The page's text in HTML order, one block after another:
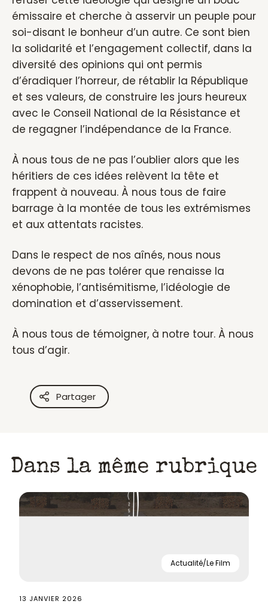
émissaire et cherche à asservir un peuple pour
soi-disant le bonheur d’un autre. Ce sont bien
la solidarité et l’engagement collectif, dans la
diversité des opinions qui ont permis
d’éradiquer l’horreur, de rétablir la République
et ses valeurs, de construire les jours heureux
avec le Conseil National de la Résistance et
de regagner l’indépendance de la France.
À nous tous de ne pas l’oublier alors que les
héritiers de ces idées relèvent la tête et
frappent à nouveau. À nous tous de faire
barrage à la montée de tous les extrémismes
et aux attentats racistes.
Dans le respect de nos aînés, nous nous
devons de ne pas tolérer que renaisse la
xénophobie, l’antisémitisme, l’idéologie de
domination et d’asservissement.
À nous tous de témoigner, à notre tour. À nous
tous d’agir.
Partager
Dans la même rubrique
Actualité/Le Film
13 JANVIER 2026